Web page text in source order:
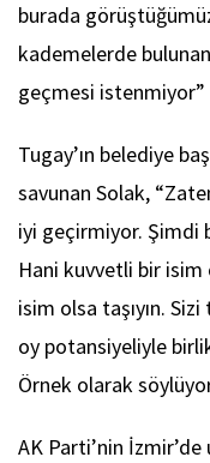
burada
kademelerde
geçmesi istenmiyor”
Tugay’ın belediye
savunan Solak,
iyi geçirmiyor. Şimdi
Hani kuvvetli bir isim
isim olsa taşıyın.
oy potansiyeliyle
Örnek olarak
AK Parti’nin İzmir’de